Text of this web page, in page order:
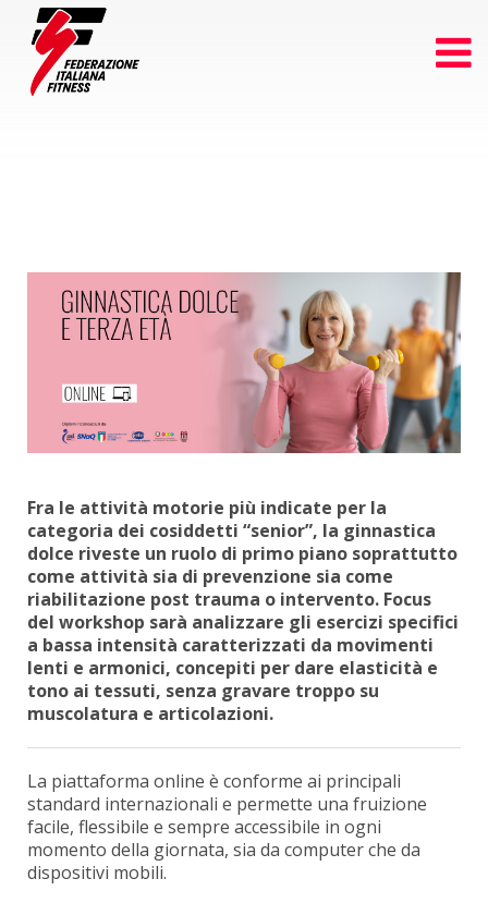
Fra le attività motorie più indicate per la
categoria dei cosiddetti “senior”, la ginnastica
dolce riveste un ruolo di primo piano soprattutto
come attività sia di prevenzione sia come
riabilitazione post trauma o intervento. Focus
del workshop sarà analizzare gli esercizi specifici
a bassa intensità caratterizzati da movimenti
lenti e armonici, concepiti per dare elasticità e
tono ai tessuti, senza gravare troppo su
muscolatura e articolazioni.
La piattaforma online è conforme ai principali
standard internazionali e permette una fruizione
facile, flessibile e sempre accessibile in ogni
momento della giornata, sia da computer che da
dispositivi mobili.